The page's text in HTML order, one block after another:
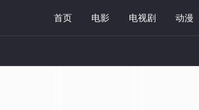
首页 电影 电视剧 动漫